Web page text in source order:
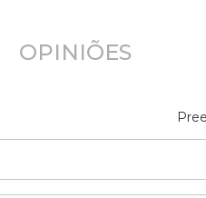
OPINIÕES